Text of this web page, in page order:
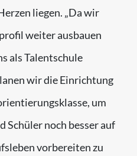
liegen. „Da wir
weiter ausbauen
als Talentschule
wir die Einrichtung
um
Schüler noch besser auf
vorbereiten zu